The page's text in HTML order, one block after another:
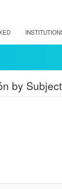
by Subject